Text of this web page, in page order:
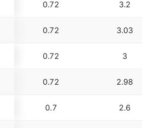
0.72 3.2
0.72 3.03
0.72 3
0.72 2.98
0.7 2.6